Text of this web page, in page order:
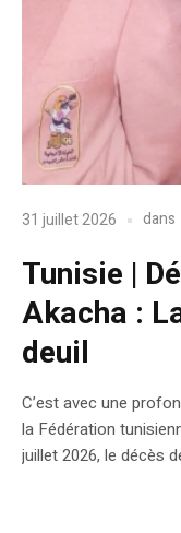
31 juillet 2026 dans
​Tunisie |
Akacha :
deuil
​C’est avec une
la Fédération
juillet 2026, le décès